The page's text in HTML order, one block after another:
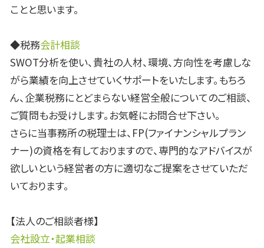
ことと思います。
◆税務会計相談
SWOT分析を使い、貴社の人材、環境、方向性を考慮しな
がら業績を向上させていくサポートをいたします。もちろ
ん、企業税務にとどまらない経営全般についてのご相談、
ご質問もお受けします。お気軽にお問合せ下さい。
さらに当事務所の税理士は、FP(ファイナンシャルプラン
ナー)の資格を有しておりますので、専門的なアドバイスが
欲しいという経営者の方に適切なご提案をさせていただ
いております。
【法人のご相談者様】
会社設立・起業相談